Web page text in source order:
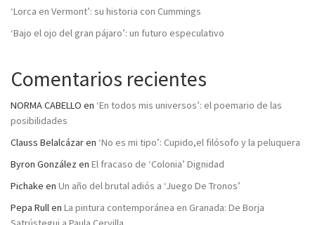
‘Lorca en Vermont’: su historia con Cummings
‘Bajo el ojo del gran pájaro’: un futuro especulativo
Comentarios recientes
NORMA CABELLO en ‘En todos mis universos’: el poemario de las
posibilidades
Clauss Belalcázaren ‘No es mi tipo’: Cupido,el filósofo y la peluquera
Byron González en El fracaso de ‘Colonia’ Dignidad
Pichake en Un año del brutal adiós a ‘Juego De Tronos’
Pepa Rullen La pintura contemporánea en Granada: De Borja